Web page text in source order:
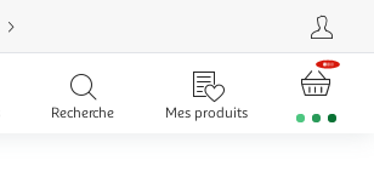
Recherche Mes produits